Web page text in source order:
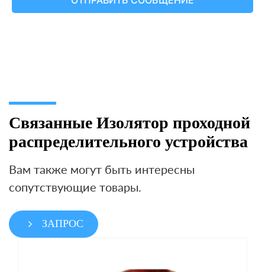
Связанные Изолятор проходной
распределительного устройства
Вам также могут быть интересны
сопутствующие товары.
ЗАПРОС